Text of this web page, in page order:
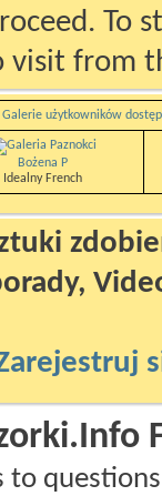
To
from
Galerie użytkowników
Bożena P
Idealny French
to